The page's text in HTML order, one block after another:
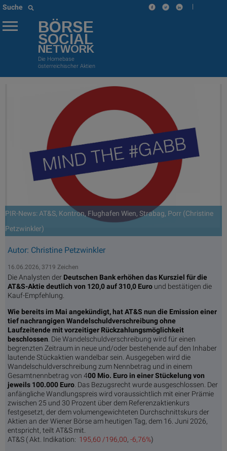
Suche |
BÖRSE
SOCIAL
NETWORK
Die Homebase
österreichischer Aktien
PIR-News: AT&S, Kontron, Flughafen Wien, Strabag, Porr (Christine
Petzwinkler)
Autor: Christine Petzwinkler
16.06.2026, 3719 Zeichen
Die Analysten der Deutschen Bank erhöhen das Kursziel für die
AT&S-Aktie deutlich von 120,0 auf 310,0 Euro und bestätigen die
Kauf-Empfehlung.
Wie bereits im Mai angekündigt, hat AT&S nun die Emission einer
tief nachrangigen Wandelschuldverschreibung ohne
Laufzeitende mit vorzeitiger Rückzahlungsmöglichkeit
beschlossen . Die Wandelschuldverschreibung wird für einen
begrenzten Zeitraum in neue und/oder bestehende auf den Inhaber
lautende Stückaktien wandelbar sein. Ausgegeben wird die
Wandelschuldverschreibung zum Nennbetrag und in einem
Gesamtnennbetrag von 400 Mio. Euro in einer Stückelung von
jeweils 100.000 Euro . Das Bezugsrecht wurde ausgeschlossen. Der
anfängliche Wandlungspreis wird voraussichtlich mit einer Prämie
zwischen 25 und 30 Prozent über dem Referenzaktienkurs
festgesetzt, der dem volumengewichteten Durchschnittskurs der
Aktien an der Wiener Börse am heutigen Tag, dem 16. Juni 2026,
entspricht, teilt AT&S mit.
AT&S (Akt. Indikation: 195,60 /196,00, -6,76%)